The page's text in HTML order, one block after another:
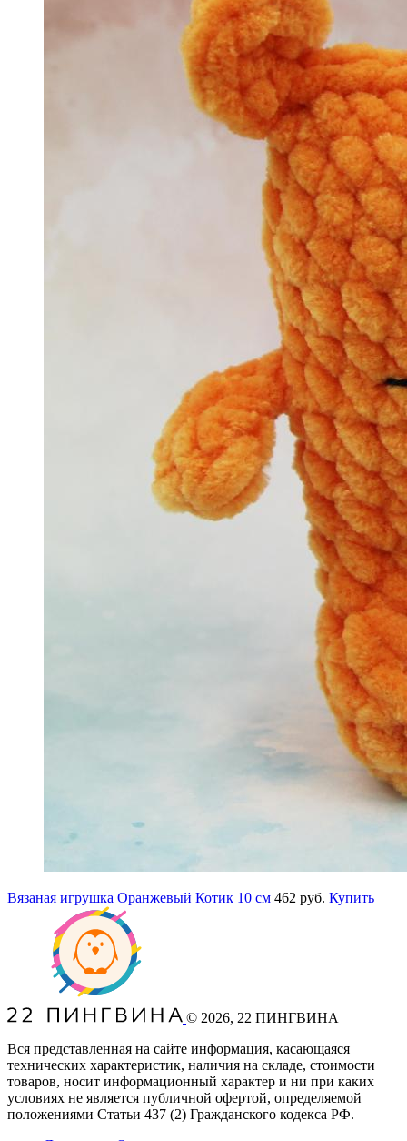
Вязаная игрушка Оранжевый Котик 10 см 462 руб. Купить
© 2026, 22 ПИНГВИНА
Вся представленная на сайте информация, касающаяся
технических характеристик, наличия на складе, стоимости
товаров, носит информационный характер и ни при каких
условиях не является публичной офертой, определяемой
положениями Статьи 437 (2) Гражданского кодекса РФ.